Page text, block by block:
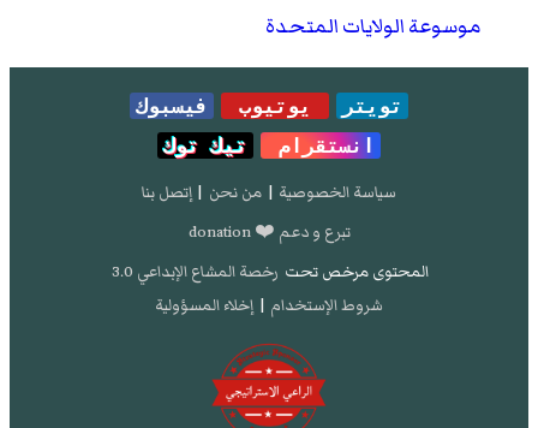
موسوعة الولايات المتحدة
تويتر يوتيوب
فيسبوك
انستقرام
تيك توك
سياسة الخصوصية | من نحن | إتصل بنا
تبرع و دعم ❤️ donation
المحتوى مرخص تحت رخصة المشاع الإبداعي 3.0
شروط الإستخدام | إخلاء المسؤولية